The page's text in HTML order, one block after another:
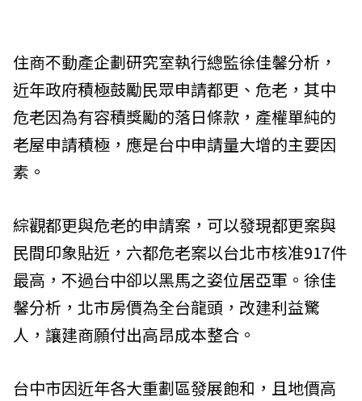
住商不動產企劃研究室執行總監徐佳馨分析，
近年政府積極鼓勵民眾申請都更、危老，其中
危老因為有容積獎勵的落日條款，產權單純的
老屋申請積極，應是台中申請量大增的主要因
素。
綜觀都更與危老的申請案，可以發現都更案與
民間印象貼近，六都危老案以台北市核准917件
最高，不過台中卻以黑馬之姿位居亞軍。徐佳
馨分析，北市房價為全台龍頭，改建利益驚
人，讓建商願付出高昂成本整合。
台中市因近年各大重劃區發展飽和，且地價高